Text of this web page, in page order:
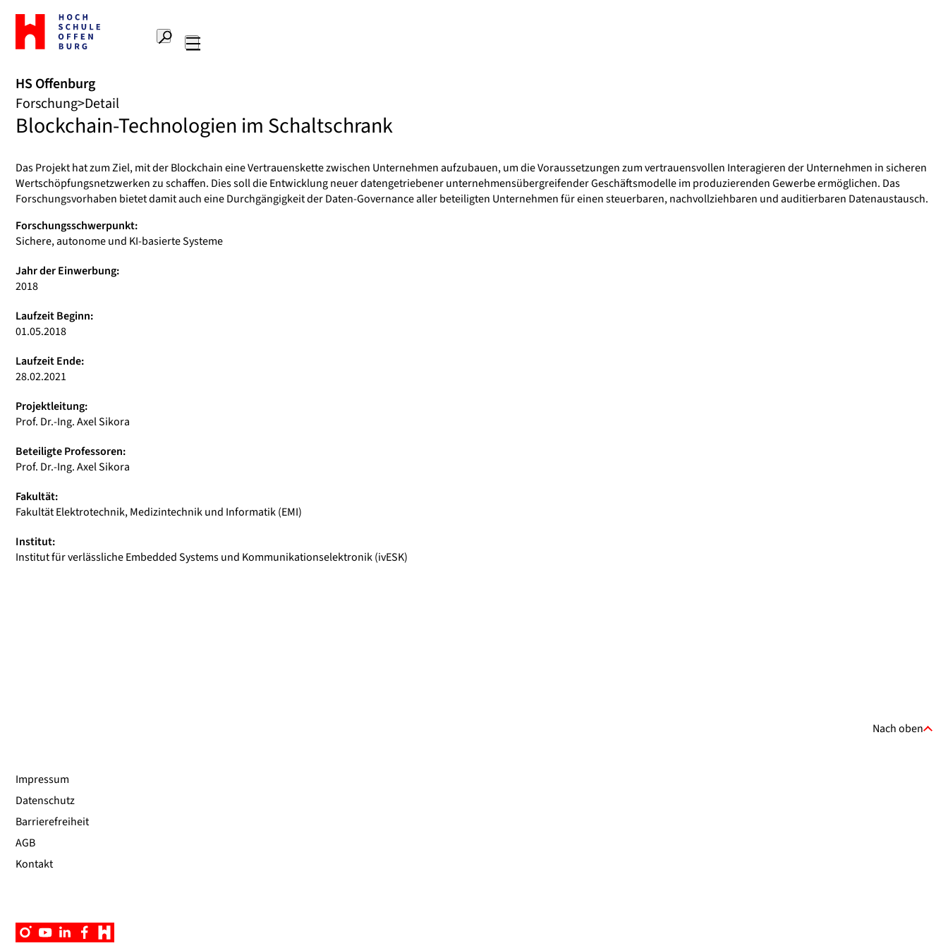
Zur
Startseite
Hochschule
Suche
HS Offenburg
Forschung Detail
Blockchain-Technologien im Schaltschrank
Das Projekt hat zum Ziel, mit der Blockchain eine Vertrauenskette zwischen Unternehmen aufzubauen, um die Voraussetzungen zum vertrauensvollen Interagieren der Unternehmen in sicheren
Wertschöpfungsnetzwerken zu schaffen. Dies soll die Entwicklung neuer datengetriebener unternehmensübergreifender Geschäftsmodelle im produzierenden Gewerbe ermöglichen. Das
Forschungsvorhaben bietet damit auch eine Durchgängigkeit der Daten-Governance aller beteiligten Unternehmen für einen steuerbaren, nachvollziehbaren und auditierbaren Datenaustausch.
Forschungsschwerpunkt:
Sichere, autonome und KI-basierte Systeme
Jahr der Einwerbung:
2018
Laufzeit Beginn:
01.05.2018
Laufzeit Ende:
28.02.2021
Projektleitung:
Prof. Dr.-Ing. Axel Sikora
Beteiligte Professoren:
Prof. Dr.-Ing. Axel Sikora
Fakultät:
Fakultät Elektrotechnik, Medizintechnik und Informatik (EMI)
Institut:
Institut für verlässliche Embedded Systems und Kommunikationselektronik (ivESK)
Nach oben
Impressum
Datenschutz
Barrierefreiheit
AGB
Kontakt
Instagram
YouTubeLinkedinFacebookCampus